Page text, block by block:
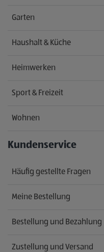
Garten
Haushalt & Küche
Heimwerken
Sport & Freizeit
Wohnen
Kundenservice
Häufig gestellte Fragen
Meine Bestellung
Bestellung und Bezahlung
Zustellung und Versand